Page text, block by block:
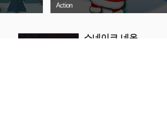
Action
스네이크 네온